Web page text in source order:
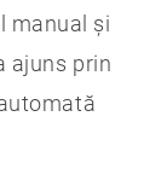
manual și
ajuns prin